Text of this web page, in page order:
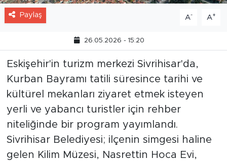
Paylaş A- A+
26.05.2026 - 15:20
Eskişehir'in turizm merkezi Sivrihisar'da,
Kurban Bayramı tatili süresince tarihi ve
kültürel mekanları ziyaret etmek isteyen
yerli ve yabancı turistler için rehber
niteliğinde bir program yayımlandı.
Sivrihisar Belediyesi; ilçenin simgesi haline
gelen Kilim Müzesi, Nasrettin Hoca Evi,